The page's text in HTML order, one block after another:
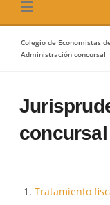
Colegio de Economistas
Administración concursal
concursal
Tratamiento